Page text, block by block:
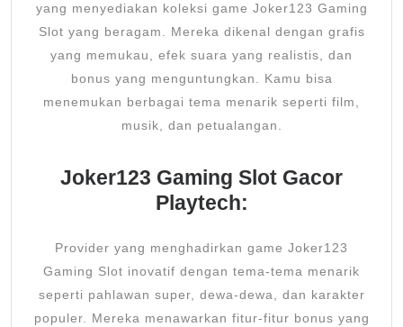
yang menyediakan koleksi game Joker123 Gaming
Slot yang beragam. Mereka dikenal dengan grafis
yang memukau, efek suara yang realistis, dan
bonus yang menguntungkan. Kamu bisa
menemukan berbagai tema menarik seperti film,
musik, dan petualangan.
Joker123 Gaming Slot Gacor
Playtech:
Provider yang menghadirkan game Joker123
Gaming Slot inovatif dengan tema-tema menarik
seperti pahlawan super, dewa-dewa, dan karakter
populer. Mereka menawarkan fitur-fitur bonus yang